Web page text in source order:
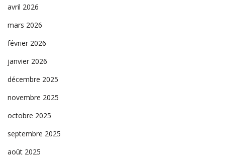
avril 2026
mars 2026
février 2026
janvier 2026
décembre 2025
novembre 2025
octobre 2025
septembre 2025
août 2025